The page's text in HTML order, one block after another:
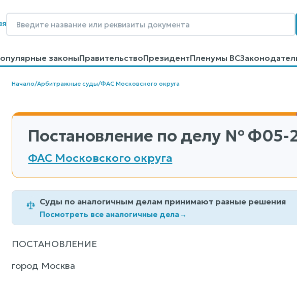
законыПравительствоПрезидентПленумы ВС
Образцы договоровКонтактыПомощьПоиск
Начало/Арбитражные суды/ФАС Московского округа
Постановление по делу № Ф05-
ФАС Московского округа
Суды по аналогичным делам принимают разные решения
Посмотреть все аналогичные дела→
ПОСТАНОВЛЕНИЕ
город Москва